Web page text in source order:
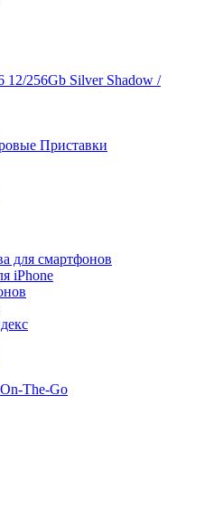
Приставки
для смартфонов
iPhone
The-Go